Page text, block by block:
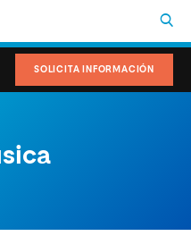
SOLICITA INFORMACIÓN